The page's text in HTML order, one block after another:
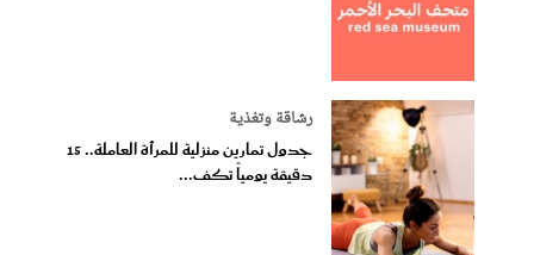
رشاقة وتغذية
جدول تمارين منزلية للمرأة العاملة.. 15
دقيقة يومياً تكف...